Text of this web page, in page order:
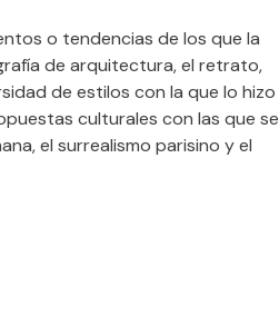
o tendencias de los que la
de arquitectura, el retrato,
de estilos con la que lo hizo
culturales con las que se
el surrealismo parisino y el